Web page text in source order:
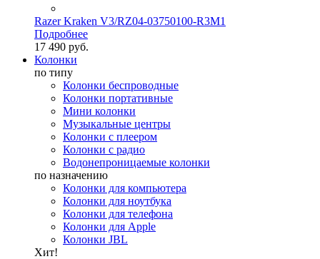
Razer Kraken V3/RZ04-03750100-R3M1
Подробнее
17 490 руб.
Колонки
по типу
Колонки беспроводные
Колонки портативные
Мини колонки
Музыкальные центры
Колонки с плеером
Колонки с радио
Водонепроницаемые колонки
по назначению
Колонки для компьютера
Колонки для ноутбука
Колонки для телефона
Колонки для Apple
Колонки JBL
Хит!